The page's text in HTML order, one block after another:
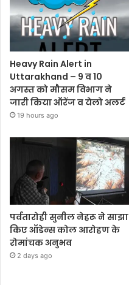
Heavy Rain Alert in
Uttarakhand – 9 व 10
अगस्त को मौसम विभाग ने
जारी किया ऑरेंज व येलो अलर्ट
19 hours ago
पर्वतारोही सुनील नेहरू ने साझा
किए ऑडेन्स कोल आरोहण के
रोमांचक अनुभव
2 days ago